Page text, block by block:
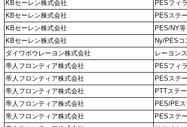
KBセーレン株式会社
PESフィ
KBセーレン株式会社
PESステ
KBセーレン株式会社
PES/NY
KBセーレン株式会社
Ny/PESコ
ダイワボウレーヨン株式会社
レーヨン
帝人フロンティア株式会社
PESフィ
帝人フロンティア株式会社
PESステ
帝人フロンティア株式会社
PTTステ
帝人フロンティア株式会社
PES/PE
帝人フロンティア株式会社
PESステ